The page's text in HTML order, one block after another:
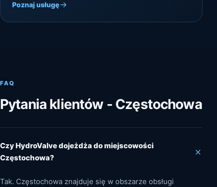
Poznaj usługę
FAQ
Pytania klientów - Częstochowa
Czy HydroValve dojeżdża do miejscowości
Częstochowa?
Tak. Częstochowa znajduje się w obszarze obsługi